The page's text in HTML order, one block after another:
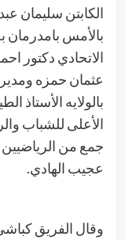
الكابتن سليمان
بالأمس بامدرمان
الاتحادي دكتور
عثمان حمزه ومدير
بالولايه الأستاذ
الأعلى للشباب
جمع من
عجيب الهادي.
وقال الفريق